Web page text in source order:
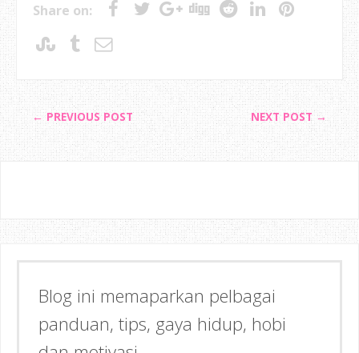
Share on:
← PREVIOUS POST NEXT POST →
Semoga dapat memberi Manfaat &
Inspirasi kepada anda!